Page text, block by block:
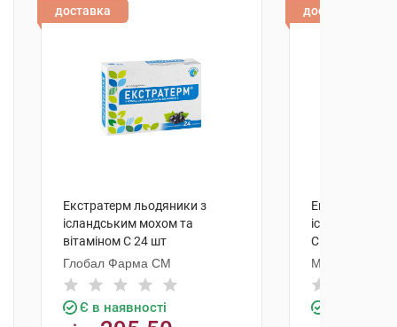
доставка
Екстратерм льодяники з
ісландським мохом та
вітаміном C 24 шт
Глобал Фарма СМ
Є в наявності
доставка
Екстратерм
ісландським
С та
полуничним
Мексмар
Продактс